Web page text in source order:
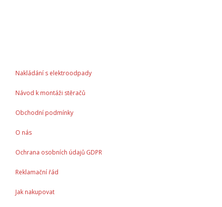
Nakládání s elektroodpady
Návod k montáži stěračů
Obchodní podmínky
O nás
Ochrana osobních údajů GDPR
Reklamační řád
Jak nakupovat